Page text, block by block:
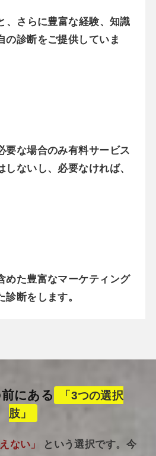
、さらに豊富な経験、知識
の診断をご提供していま
要な場合のみ有料サービス
しないし、必要なければ、
めた豊富なマーケティング
断をします。
にある
「3つの選択
肢」
ない」
という選択です。今